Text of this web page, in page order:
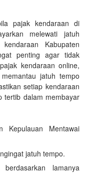
pajak kendaraan di
melewati jatuh
Kabupaten
penting agar tidak
kendaraan online,
jatuh tempo
setiap kendaraan
tertib dalam membayar
Kepulauan Mentawai
jatuh tempo.
lamanya